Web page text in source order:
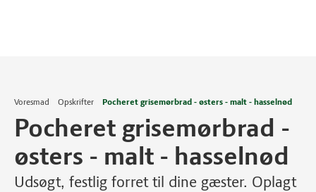
Voresmad Opskrifter Pocheret grisemørbrad - østers - malt - hasselnød
Pocheret grisemørbrad -
østers - malt - hasselnød
Udsøgt, festlig forret til dine gæster. Oplagt